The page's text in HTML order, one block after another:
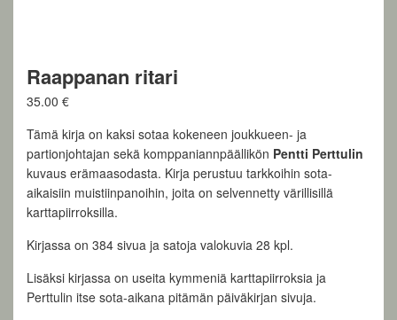
Raappanan ritari
35.00 €
Tämä kirja on kaksi sotaa kokeneen joukkueen- ja
partionjohtajan sekä komppaniannpäällikön Pentti Perttulin
kuvaus erämaasodasta. Kirja perustuu tarkkoihin sota-
aikaisiin muistiinpanoihin, joita on selvennetty värillisillä
karttapiirroksilla.
Kirjassa on 384 sivua ja satoja valokuvia 28 kpl.
Lisäksi kirjassa on useita kymmeniä karttapiirroksia ja
Perttulin itse sota-aikana pitämän päiväkirjan sivuja.